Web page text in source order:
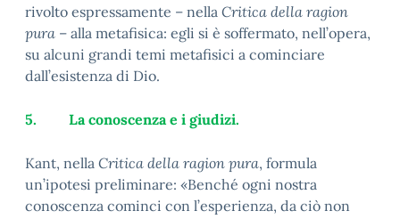
rivolto espressamente – nella Critica della ragion
pura – alla metafisica: egli si è soffermato, nell’opera,
su alcuni grandi temi metafisici a cominciare
dall’esistenza di Dio.
5. La conoscenza e i giudizi.
Kant, nella Critica della ragion pura, formula
un’ipotesi preliminare: «Benché ogni nostra
conoscenza cominci con l’esperienza, da ciò non